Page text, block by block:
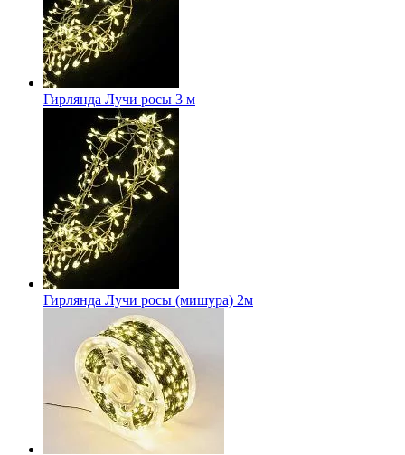
Гирлянда Лучи росы 3 м
Гирлянда Лучи росы (мишура) 2м